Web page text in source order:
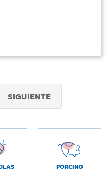
SIGUIENTE
PORCINO